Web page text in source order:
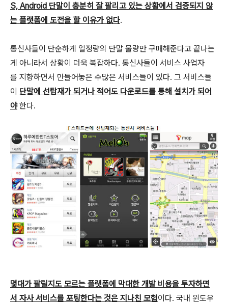
S, Android 단말이 충분히 잘 팔리고 있는 상황에서 검증되지 않
는 플랫폼에 도전을 할 이유가 없다.
통신사들이 단순하게 일정량의 단말 물량만 구매해준다고 끝나는
게 아니라서 상황이 더욱 복잡하다. 통신사들이 서비스 사업자
를 지향하면서 만들어놓은 수많은 서비스들이 있다. 그 서비스들
이 단말에 선탑재가 되거나 적어도 다운로드를 통해 설치가 되어
야한다.
몇대가 팔릴지도 모르는 플랫폼에 막대한 개발 비용을 투자하면
서 자사 서비스를 포팅한다는 것은 지나친 모험이다. 국내 윈도우